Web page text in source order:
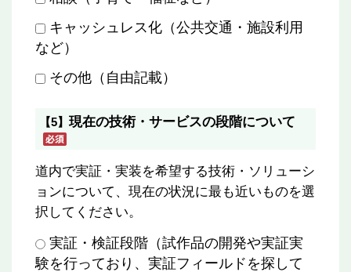
キャッシュレス化（公共交通・施設利用
など）
その他（自由記載）
【5】 現在の技術・サービスの段階について
道内で実証・実装を希望する技術・ソリューシ
ョンについて、現在の状況に最も近いものを選
択してください。
実証・検証段階（試作品の開発や実証実
験を行っており、実証フィールドを探して